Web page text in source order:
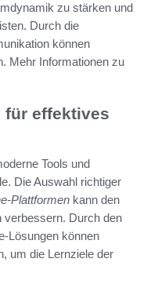
zu stärken und
Durch die
können
Mehr Informationen zu
für effektives
Tools und
Die Auswahl richtiger
Plattformen kann den
verbessern. Durch den
Lösungen können
um die Lernziele der